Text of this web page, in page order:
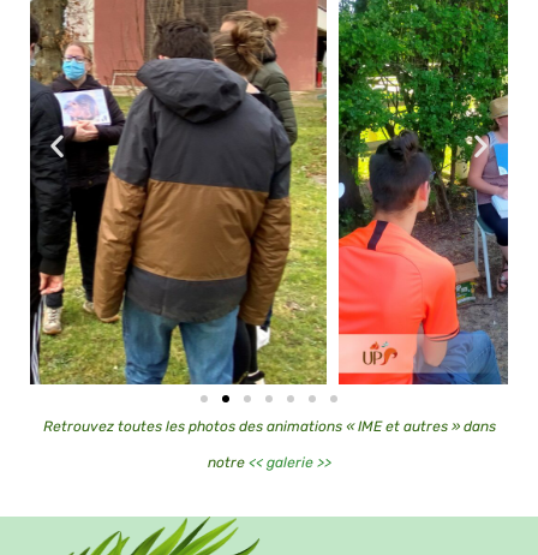
Retrouvez toutes les photos des animations « IME et autres » dans
notre << galerie >>